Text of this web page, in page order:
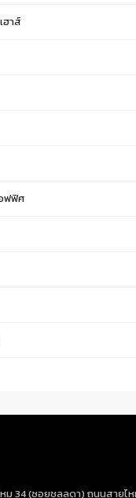
ฮาส์
ฟฟิศ
ม 34 (ซอยชลลดา) ถนนสายไ